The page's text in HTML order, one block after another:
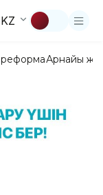
KZ
реформаАрнайы